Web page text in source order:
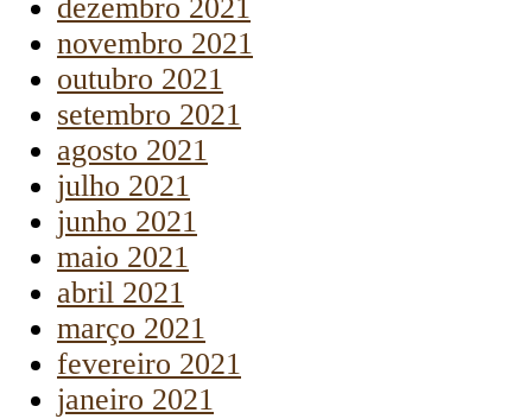
dezembro 2021
novembro 2021
outubro 2021
setembro 2021
agosto 2021
julho 2021
junho 2021
maio 2021
abril 2021
março 2021
fevereiro 2021
janeiro 2021